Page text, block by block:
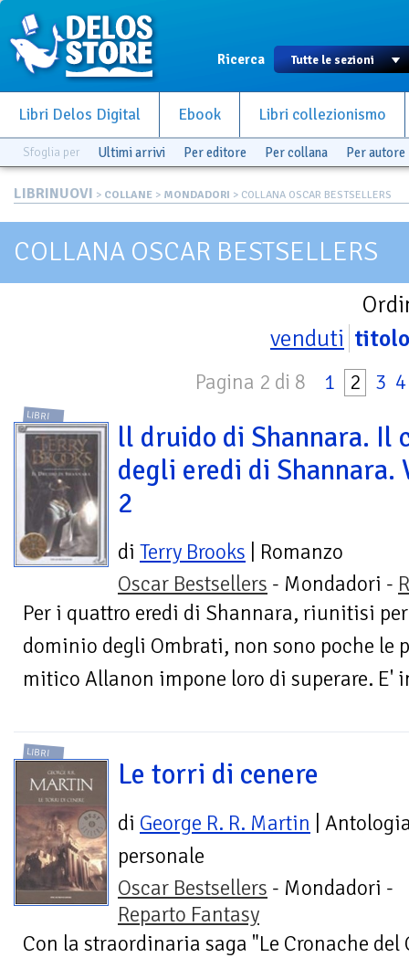
Ricerca
Libri Delos Digital Ebook Libri collezionismo
Sfoglia per Ultimi arrivi Per editore Per collana Per autore
LIBRINUOVI > COLLANE > MONDADORI > COLLANA OSCAR BESTSELLERS
COLLANA OSCAR BESTSELLERS
venduti titolo
Pagina 2 di 8 1 2 3 4
LIBRI
ll druido di Shannara. Il
degli eredi di Shannara.
2
di Terry Brooks | Romanzo
Oscar Bestsellers - Mondadori -
Per i quattro eredi di Shannara, riunitisi
dominio degli Ombrati, non sono poche le
mitico Allanon impone loro di superare. E'
LIBRI
Le torri di cenere
di George R. R. Martin |
personale
Oscar Bestsellers - Mondadori -
Reparto Fantasy
Con la straordinaria saga "Le Cronache del